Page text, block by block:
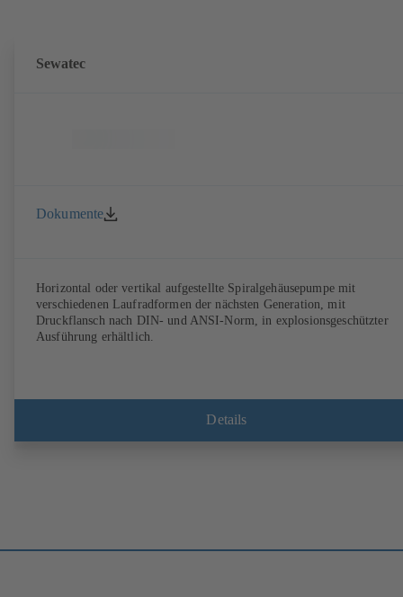
Sewatec
Dokumente
Horizontal oder vertikal aufgestellte Spiralgehäusepumpe mit
verschiedenen Laufradformen der nächsten Generation, mit
Druckflansch nach DIN- und ANSI-Norm, in explosionsgeschützter
Ausführung erhältlich.
Details